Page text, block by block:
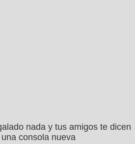
nada y tus amigos te dicen
consola nueva